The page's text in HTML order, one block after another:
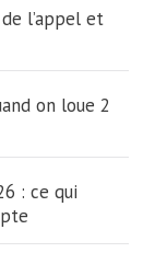
l’appel et
on loue 2
: ce qui